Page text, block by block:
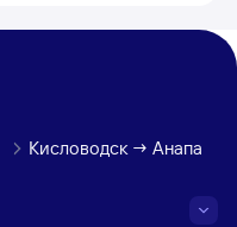
Кисловодск → Анапа